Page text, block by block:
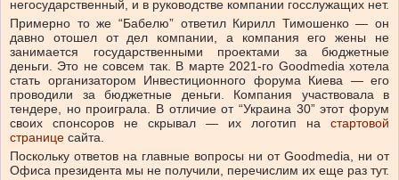
негосударственный, и в руководстве компании госслужащих нет.
Примерно то же “Бабелю” ответил Кирилл Тимошенко — он
давно отошел от дел компании, а компания его жены не
занимается государственными проектами за бюджетные
деньги. Это не совсем так. В марте 2021-го Goodmedia хотела
стать организатором Инвестиционного форума Киева — его
проводили за бюджетные деньги. Компания участвовала в
тендере, но проиграла. В отличие от “Украина 30” этот форум
своих спонсоров не скрывал — их логотип на стартовой
странице сайта.
Поскольку ответов на главные вопросы ни от Goodmedia, ни от
Офиса президента мы не получили, перечислим их еще раз тут.